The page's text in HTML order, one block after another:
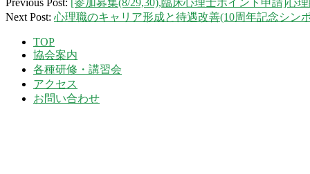
09-
Next Post: 心理職のキャリア形成と待遇改善(10周年記念シン
TOP
協会案内
各種研修・講習会
アクセス
お問い合わせ